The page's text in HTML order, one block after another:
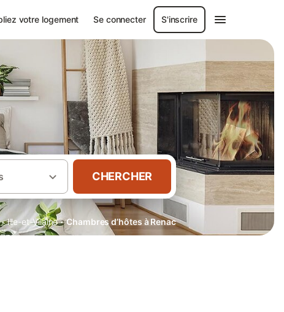
votre logement Se connecter S'inscrire
CHERCHER
· Ille-et-Vilaine · Chambres d’hôtes à Renac